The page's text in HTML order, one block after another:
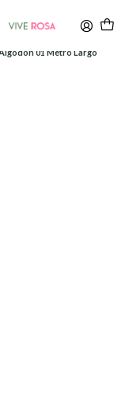
01 Metro Largo